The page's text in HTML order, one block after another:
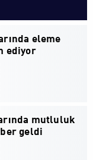
eleme
ediyor
mutluluk
geldi